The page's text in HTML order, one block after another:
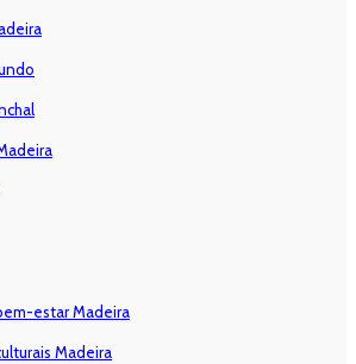
estar Madeira
Madeira